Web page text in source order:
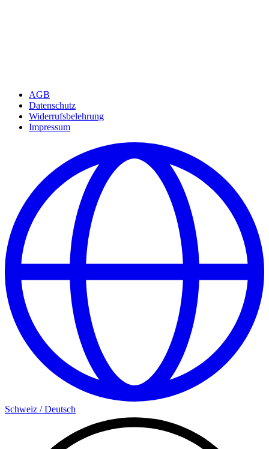
AGB
Datenschutz
Widerrufsbelehrung
Impressum
Schweiz /Deutsch